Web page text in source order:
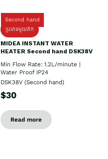
Second hand
ប្រភេទមួយតឹក
MIDEA INSTANT WATER
HEATER Second hand DSK38V
Min Flow Rate: 1.2L/minute |
Water Proof IP24
DSK38V (Second hand)
$30
Read more